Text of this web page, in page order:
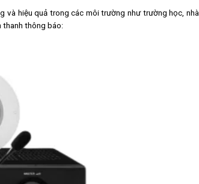
và hiệu quả trong các môi trường như trường học, nhà
thanh thông báo: